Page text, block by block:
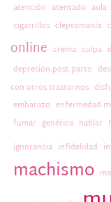
atención atentado aula
cigarrillos cleptomanía
online crema culpa
depresión post parto
con otros trastornos
embarazo enfermedad
fumar genética hablar
ignorancia infidelidad
machismo